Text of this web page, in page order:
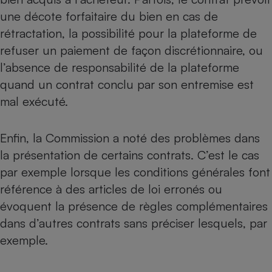
une décote forfaitaire du bien en cas de
rétractation, la possibilité pour la plateforme de
refuser un paiement de façon discrétionnaire, ou
l’absence de responsabilité de la plateforme
quand un contrat conclu par son entremise est
mal exécuté.
Enfin, la Commission a noté des problèmes dans
la présentation de certains contrats. C’est le cas
par exemple lorsque les conditions générales font
référence à des articles de loi erronés ou
évoquent la présence de règles complémentaires
dans d’autres contrats sans préciser lesquels, par
exemple.